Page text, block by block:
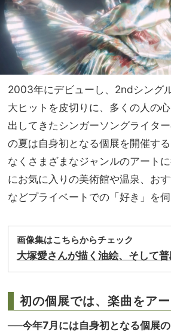
な
の？
」
2003年にデビューし、2ndシング
大ヒットを皮切りに、多くの人の
出してきたシンガーソングライタ
の夏は自身初となる個展を開催す
なくさまざまなジャンルのアート
にお気に入りの美術館や温泉、お
などプライベートでの「好き」を伺
画像集はこちらからチェック
大塚愛さんが描く油絵、そして
初の個展では、楽曲をア
──今年7月には自身初となる個展